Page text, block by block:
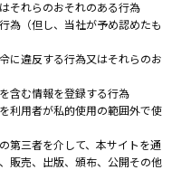
それらのおそれのある行為
為（但し、当社が予め認めたも
に違反する行為又はそれらのお
含む情報を登録する行為
利用者が私的使用の範囲外で使
第三者を介して、本サイトを通
販売、出版、頒布、公開その他